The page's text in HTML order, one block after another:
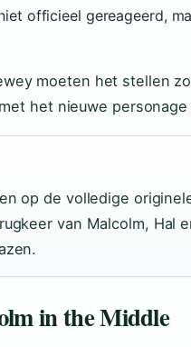
officieel gereageerd,
moeten het stellen
het nieuwe personage
op de volledige
van Malcolm, Hal
in the Middle